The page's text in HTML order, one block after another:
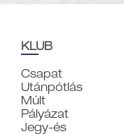
KLUB
Csapat
Utánpótlás
Múlt
Pályázat
Jegy-és